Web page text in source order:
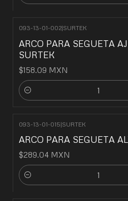
093-13-01-002|SURTEK
ARCO PARA SEGUETA
SURTEK
$158.09 MXN
Cantidad
093-13-01-015|SURTEK
ARCO PARA SEGUETA
$289.04 MXN
Cantidad